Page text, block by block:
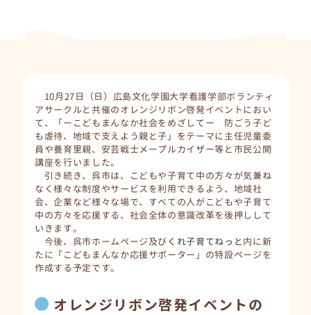
10月27日（日）広島文化学園大学看護学部ボランティ
アサークルと共催のオレンジリボン啓発イベントにおい
て、「ーこどもまんなか社会をめざしてー 防ごう子ど
も虐待、地域で支えよう親と子」をテーマに主任児童委
員や養育里親、安芸戦士メープルカイザー等と市民公開
講座を行いました。
引き続き、呉市は、こどもや子育て中の方々が気兼ね
なく様々な制度やサービスを利用できるよう、地域社
会、企業など様々な場で、すべての人がこどもや子育て
中の方々を応援する、社会全体の意識改革を後押しして
いきます。
​ 今後、呉市ホームページ及びくれ子育てねっと内に新
たに「こどもまんなか応援サポーター」の特設ページを
作成する予定です。
オレンジリボン啓発イベントの